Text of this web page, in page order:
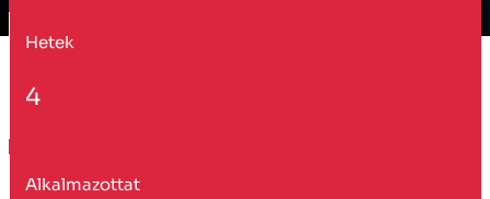
Hetek
4
Alkalmazottat